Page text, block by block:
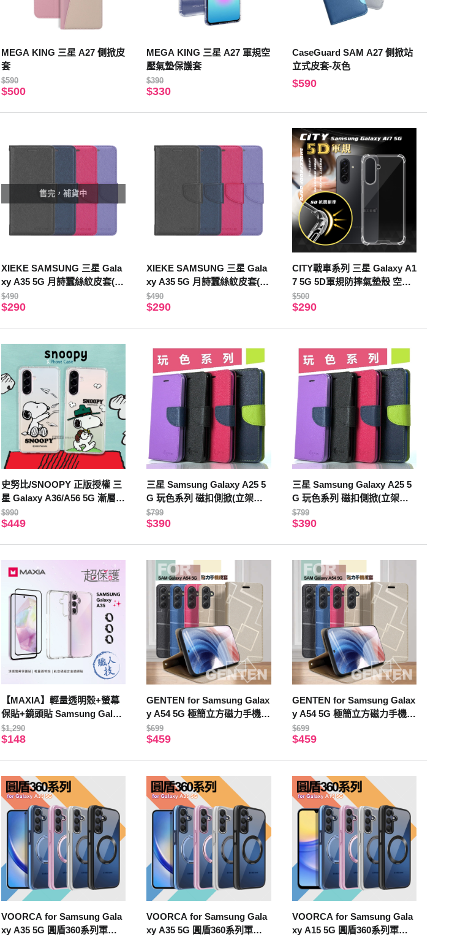
MEGA KING 三星 A27 側掀皮
套
$590
$500
MEGA KING 三星 A27 軍規空
壓氣墊保護套
$390
$330
CaseGuard SAM A27 側掀站
立式皮套-灰色
$590
售完，補貨中
XIEKE SAMSUNG 三星 Gala
xy A35 5G 月詩蠶絲紋皮套(黑
色)
$490
$290
XIEKE SAMSUNG 三星 Gala
xy A35 5G 月詩蠶絲紋皮套(深
藍)
$490
$290
CITY戰車系列 三星 Galaxy A1
7 5G 5D軍規防摔氣墊殼 空壓
殼 保護殼
$500
$290
史努比/SNOOPY 正版授權 三
星 Galaxy A36/A56 5G 漸層彩
繪空壓手機殼(紙飛機)
$990
$449
三星 Samsung Galaxy A25 5
G 玩色系列 磁扣側掀(立架式)
皮套 (桃色)
$799
$390
三星 Samsung Galaxy A25 5
G 玩色系列 磁扣側掀(立架式)
皮套 (黑色)
$799
$390
【MAXIA】輕量透明殼+螢幕
保貼+鏡頭貼 Samsung Galax
y A35 超保護組
$1,290
$148
GENTEN for Samsung Galax
y A54 5G 極簡立方磁力手機皮
套-金色
$699
$459
GENTEN for Samsung Galax
y A54 5G 極簡立方磁力手機皮
套-黑色
$699
$459
VOORCA for Samsung Gala
xy A35 5G 圓盾360系列軍規
VOORCA for Samsung Gala
xy A35 5G 圓盾360系列軍規
VOORCA for Samsung Gala
xy A15 5G 圓盾360系列軍規